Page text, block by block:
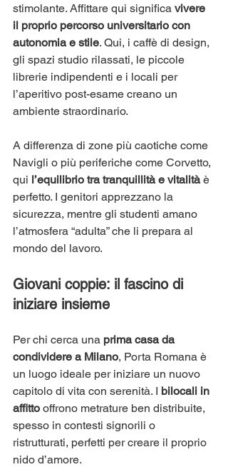
stimolante. Affittare qui significa vivere
il proprio percorso universitario con
autonomia e stile. Qui, i caffè di design,
gli spazi studio rilassati, le piccole
librerie indipendenti e i locali per
l’aperitivo post-esame creano un
ambiente straordinario.
A differenza di zone più caotiche come
Navigli o più periferiche come Corvetto,
qui l’equilibrio tra tranquillità e vitalità è
perfetto. I genitori apprezzano la
sicurezza, mentre gli studenti amano
l’atmosfera “adulta” che li prepara al
mondo del lavoro.
Giovani coppie: il fascino di
iniziare insieme
Per chi cerca una prima casa da
condividere a Milano, Porta Romana è
un luogo ideale per iniziare un nuovo
capitolo di vita con serenità. I bilocali in
affitto offrono metrature ben distribuite,
spesso in contesti signorili o
ristrutturati, perfetti per creare il proprio
nido d’amore.